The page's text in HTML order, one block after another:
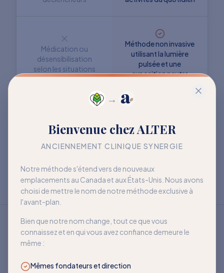
→
Bienvenue chez ALTER
ANCIENNEMENT CLINIQUE SYNERGIE
Notre méthode s'étend vers de nouveaux
emplacements au Canada et aux États-Unis. Nous avons
choisi de mettre le nom de notre méthode exclusive à
l'avant-plan.
Bien que notre nom change, tout ce que vous
connaissez et en qui vous avez confiance demeure le
même :
Mêmes fondateurs et direction
Médication ou
désensibilisation
selon les situations
Méthode non invasive
utilisant la lumière
pulsée et une
exposition neutre
Objectif : mieux vivre
avec la sensibilité
davantage de liberté